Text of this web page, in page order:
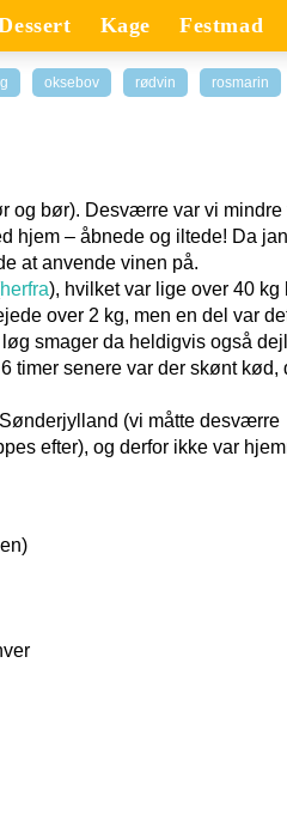
Kage Festmad
oksebov rødvin rosmarin
og bør). Desværre var vi
hjem – åbnede og iltede! Da
at anvende vinen på.
herfra), hvilket var lige over 40
over 2 kg, men en del var
smager da heldigvis også
timer senere var der skønt kød,
(vi måtte desværre
efter), og derfor ikke var